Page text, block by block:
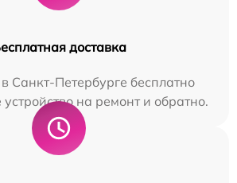
доставка
Санкт-Петербурге бесплатно
на ремонт и обратно.